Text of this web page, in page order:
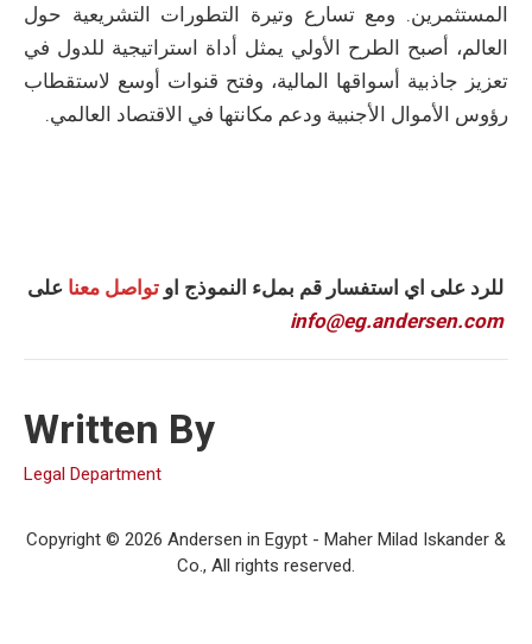
المستثمرين. ومع تسارع وتيرة التطورات التشريعية حول
العالم، أصبح الطرح الأولي يمثل أداة استراتيجية للدول في
تعزيز جاذبية أسواقها المالية، وفتح قنوات أوسع لاستقطاب
رؤوس الأموال الأجنبية ودعم مكانتها في الاقتصاد العالمي.
للرد على اي استفسار قم بملء النموذج او تواصل معنا على
info@eg.andersen.com
Written By
Legal Department
Copyright © 2026 Andersen in Egypt - Maher Milad Iskander &
Co., All rights reserved.